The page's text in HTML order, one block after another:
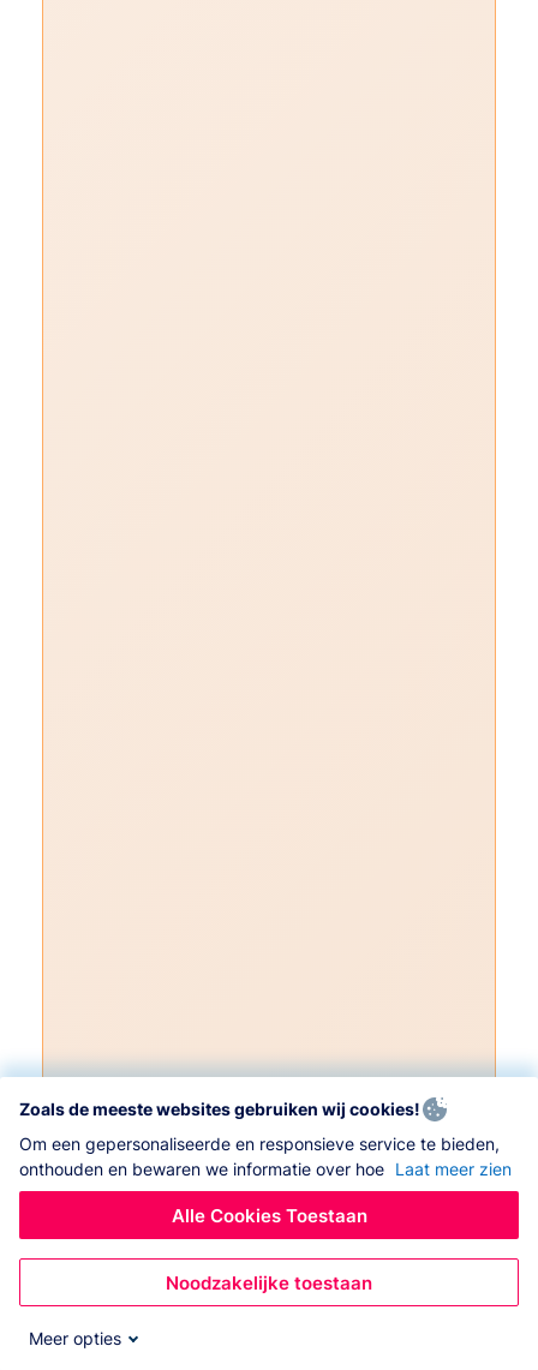
Zoals de meeste websites gebruiken wij cookies!
Om een gepersonaliseerde en responsieve service te bieden,
onthouden en bewaren we informatie over hoe Laat meer zien
Alle Cookies Toestaan
Noodzakelijke toestaan
Meer opties